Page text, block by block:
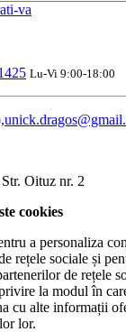
va
Lu-Vi 9:00-18:00
Oituz nr. 2
cookies
a personaliza
rețele sociale și
de rețele
la modul în
cu alte informații
lor.